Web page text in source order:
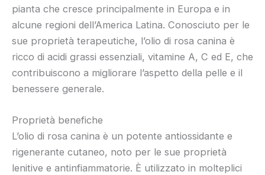
pianta che cresce principalmente in Europa e in
alcune regioni dell’America Latina. Conosciuto per le
sue proprietà terapeutiche, l’olio di rosa canina è
ricco di acidi grassi essenziali, vitamine A, C ed E, che
contribuiscono a migliorare l’aspetto della pelle e il
benessere generale.
Proprietà benefiche
L’olio di rosa canina è un potente antiossidante e
rigenerante cutaneo, noto per le sue proprietà
lenitive e antinfiammatorie. È utilizzato in molteplici